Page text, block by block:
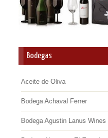
Bodegas
Aceite de Oliva
Bodega Achaval Ferrer
Bodega Agustin Lanus Wines